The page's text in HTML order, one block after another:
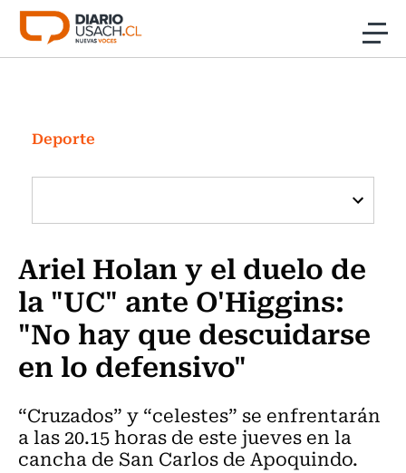
Click acá para ir directamente al contenido
Investigación
Cultura
Programas Radio y TV Usach
Deporte
Ariel Holan y el duelo de
la "UC" ante O'Higgins:
"No hay que descuidarse
en lo defensivo"
“Cruzados” y “celestes” se enfrentarán
a las 20.15 horas de este jueves en la
cancha de San Carlos de Apoquindo.